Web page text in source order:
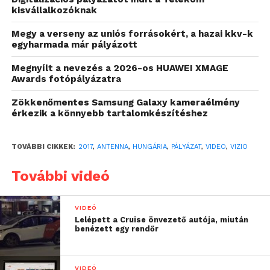
középiskolások számára kiírt pályázatában az
Antenna Hungária.
A tehetséggondozást, innovációt kiemelten
fontosnak tartó Antenna Hungária a pályázattal a
telekommunikáció, IT és digitális technológia iránt
különösen fogékony fiatal generációnak adott
lehetőséget gondolataik, kreativitásuk kifejezésére a
bizonyult, több ezer diákot és tanárt mozgatott meg.
pályázat született, a zsűri végül 4 elismerést osztott
ki a Vízió2030 pénteki, budapesti díjátadóján. A
zsűritagok Dr. Solymár Károly, a Nemzeti Fejlesztési
Minisztérium infokommunikációért felelős
helyettes államtitkára, Dr. Illés Boglárka, az Emberi
kisvállalkozóknak
Megy a verseny az uniós forrásokért, a hazai kkv-k
egyharmada már pályázott
Megnyílt a nevezés a 2026-os HUAWEI XMAGE
Awards fotópályázatra
Zökkenőmentes Samsung Galaxy kameraélmény
érkezik a könnyebb tartalomkészítéshez
TOVÁBBI CIKKEK: 2017, ANTENNA, HUNGÁRIA, PÁLYÁZAT, VIDEO, VIZIO
További videó
VIDEÓ
Lelépett a Cruise önvezető autója, miután
benézett egy rendőr
VIDEÓ